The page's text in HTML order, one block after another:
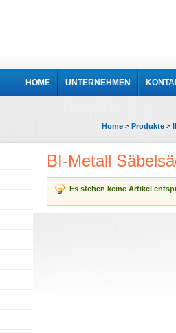
HOME UNTERNEHMEN
Home > Produkte >
BI-Metall
Es stehen keine Artikel